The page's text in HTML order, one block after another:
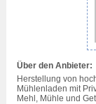
Über den Anbieter:
Herstellung von
Mühlenladen mit
Mehl, Mühle und